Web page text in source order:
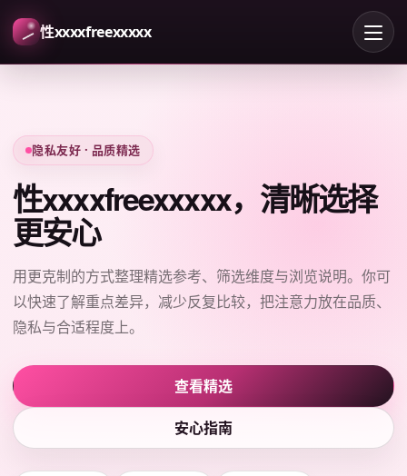
性xxxxfreexxxxx
隐私友好 · 品质精选
性xxxxfreexxxxx，清晰选择
更安心
用更克制的方式整理精选参考、筛选维度与浏览说明。你可
以快速了解重点差异，减少反复比较，把注意力放在品质、
隐私与合适程度上。
查看精选
安心指南